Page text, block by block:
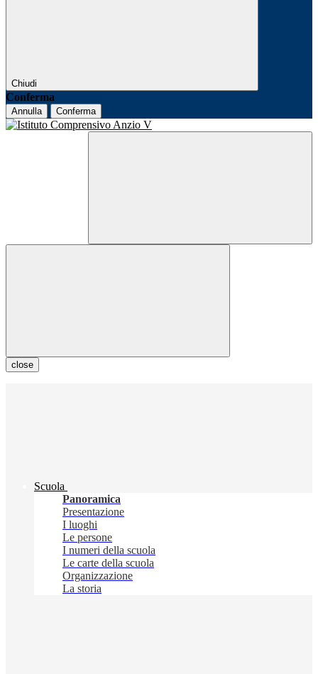
Chiudi
Conferma
Annulla Conferma
close
Scuola
Panoramica
Presentazione
I luoghi
Le persone
I numeri della scuola
Le carte della scuola
Organizzazione
La storia